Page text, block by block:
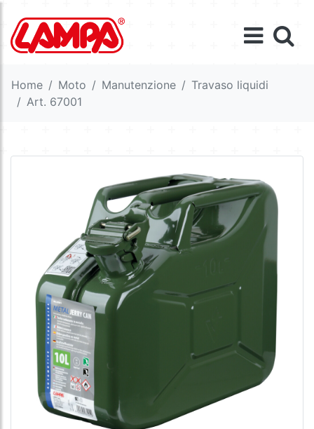
Home Moto Manutenzione
Travaso liquidi
Art. 67001